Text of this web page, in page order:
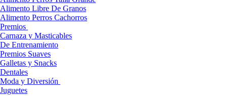
Alimento Libre De Granos
Alimento Perros Cachorros
Premios
Carnaza y Masticables
De Entrenamiento
Premios Suaves
Galletas y Snacks
Dentales
Moda y Diversión
Juguetes